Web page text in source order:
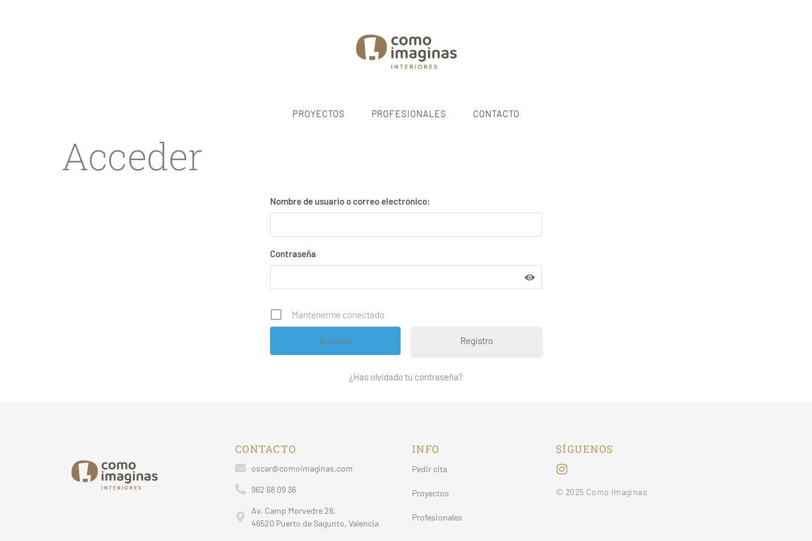
PROYECTOS PROFESIONALES CONTACTO
Acceder
Nombre de usuario o correo electrónico:
Contraseña
Mantenerme conectado
Registro
¿Has olvidado tu contraseña?
CONTACTO
oscar@comoimaginas.com
962 68 09 36
Av. Camp Morvedre 26,
46520 Puerto de Sagunto, Valencia
INFO
Pedir cita
Proyectos
Profesionales
SÍGUENOS
© 2025 Como Imaginas